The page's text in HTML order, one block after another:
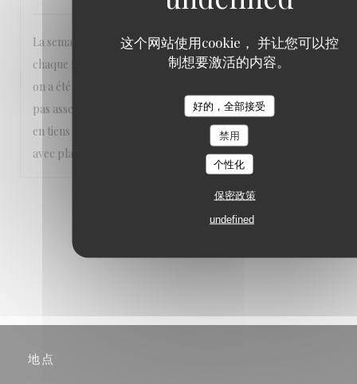
这个网站使用cookie， 并让您可以控
制想要激活的内容。
好的，全部接受
禁用
个性化
保密政策
undefined
La semaine avant on est allé manger à 6 ,c'était comme à
chaque fois depuis des super délicieux, ici la deuxième fois,
on a été déçu, c'était sûrement un autre cuisinier, les frites
pas assez cuites, le poisson pas cuit. Cela peut arriver!!!on
en tiens pas rigueur, l'année prochaine, on y retournera
avec plaisir et envie!!!
3
地点